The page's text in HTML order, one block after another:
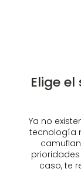
Elige
Ya no
tecnología
caso, te